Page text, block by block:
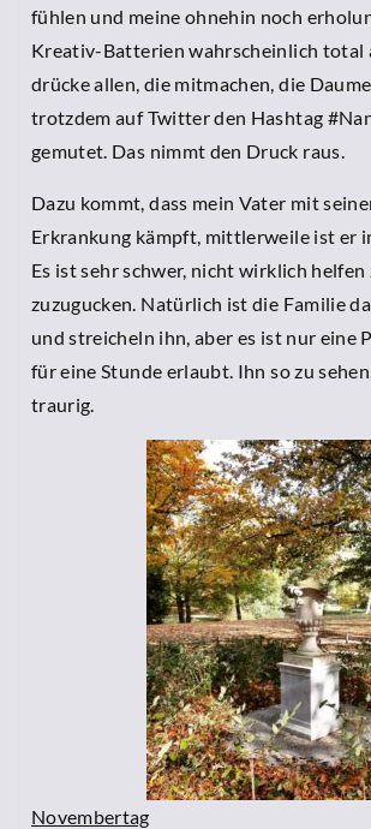
fühlen und meine ohnehin noch
Kreativ-Batterien wahrscheinlich total
drücke allen, die mitmachen, die
trotzdem auf Twitter den Hashtag
gemutet. Das nimmt den Druck raus.
Dazu kommt, dass mein Vater mit
Erkrankung kämpft, mittlerweile ist er
Es ist sehr schwer, nicht wirklich helfen
zuzugucken. Natürlich ist die Familie
und streicheln ihn, aber es ist nur eine
für eine Stunde erlaubt. Ihn so zu
traurig.
Novembertag